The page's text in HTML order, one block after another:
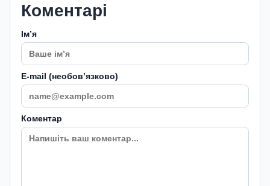
Коментарі
Імʼя
E-mail (необовʼязково)
Коментар